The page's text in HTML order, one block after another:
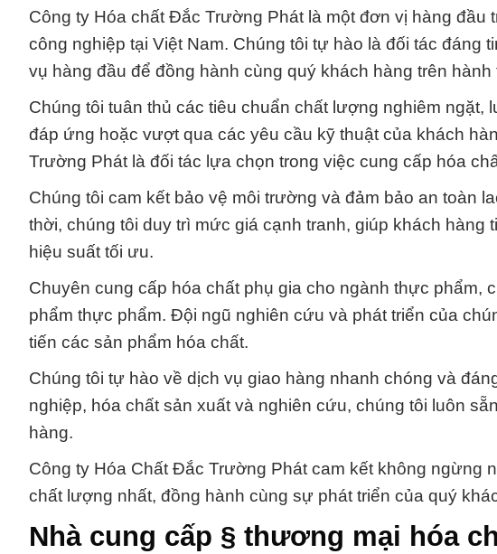
Công ty Hóa chất Đắc Trường Phát là một đơn vị hàng
công nghiệp tại Việt Nam. Chúng tôi tự hào là đối tác đáng
vụ hàng đầu để đồng hành cùng quý khách hàng trên
Chúng tôi tuân thủ các tiêu chuẩn chất lượng nghiêm ngặt,
đáp ứng hoặc vượt qua các yêu cầu kỹ thuật của khách
Trường Phát là đối tác lựa chọn trong việc cung cấp hóa
Chúng tôi cam kết bảo vệ môi trường và đảm bảo an toàn
thời, chúng tôi duy trì mức giá cạnh tranh, giúp khách
hiệu suất tối ưu.
Chuyên cung cấp hóa chất phụ gia cho ngành thực phẩm,
phẩm thực phẩm. Đội ngũ nghiên cứu và phát triển của
tiến các sản phẩm hóa chất.
Chúng tôi tự hào về dịch vụ giao hàng nhanh chóng và
nghiệp, hóa chất sản xuất và nghiên cứu, chúng tôi luôn
hàng.
Công ty Hóa Chất Đắc Trường Phát cam kết không ngừng
chất lượng nhất, đồng hành cùng sự phát triển của quý
Nhà cung cấp § thương mại hóa